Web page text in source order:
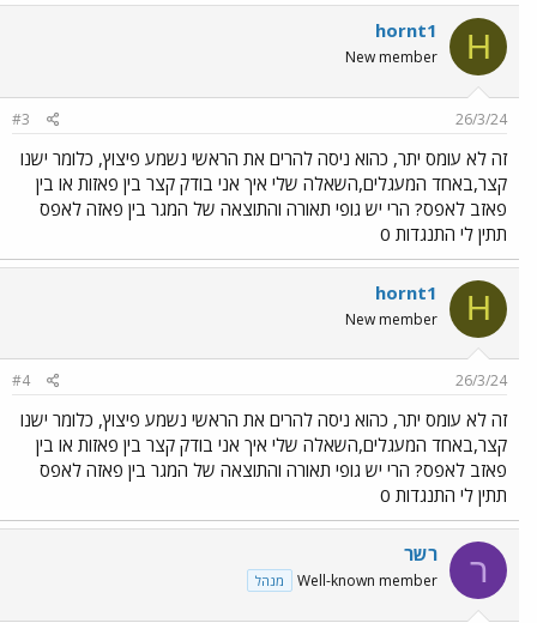
H
hornt1
New member
26/3/24
#3
זה לא עומס יתר, כהוא ניסה להרים את הראשי נשמע פיצוץ, כלומר ישנו
קצר,באחד המעגלים,השאלה שלי איך אני בודק קצר בין פאזות או בין
פאזב לאפס? הרי יש גופי תאורה והתוצאה של המגר בין פאזה לאפס
תתין לי התנגדות 0
H
hornt1
New member
26/3/24
#4
זה לא עומס יתר, כהוא ניסה להרים את הראשי נשמע פיצוץ, כלומר ישנו
קצר,באחד המעגלים,השאלה שלי איך אני בודק קצר בין פאזות או בין
פאזב לאפס? הרי יש גופי תאורה והתוצאה של המגר בין פאזה לאפס
תתין לי התנגדות 0
ר רשר
Well-known member מנהל